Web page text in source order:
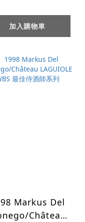
加入購物車
Markus Del
Château